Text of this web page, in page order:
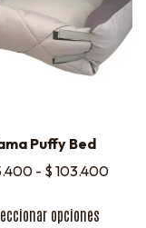
Puffy Bed
- $ 103.400
opciones